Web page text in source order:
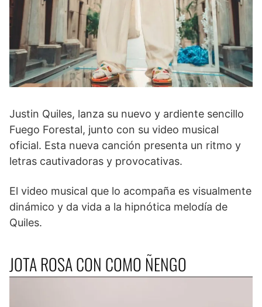
Justin Quiles, lanza su nuevo y ardiente sencillo
Fuego Forestal, junto con su video musical
oficial. Esta nueva canción presenta un ritmo y
letras cautivadoras y provocativas.
El video musical que lo acompaña es visualmente
dinámico y da vida a la hipnótica melodía de
Quiles.
JOTA ROSA CON COMO ÑENGO